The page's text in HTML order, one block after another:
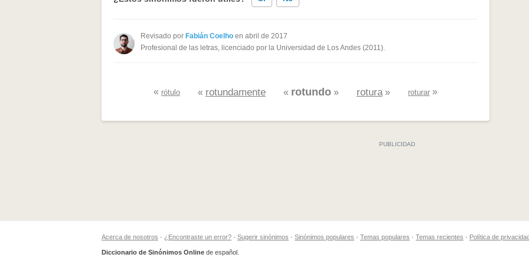
Existen sinónimos incorrectos
Revisado por Fabián Coelho en abril de 2017
Profesional de las letras, licenciado por la Universidad de Los Andes (2011).
« rótulo « rotundamente « rotundo » rotura» roturar»
Acerca de nosotros · ¿Encontraste un error? · Sugerir sinónimos · Sinónimos populares · Temas populares · Temas recientes · Política de
Diccionario de Sinónimos Online de español.